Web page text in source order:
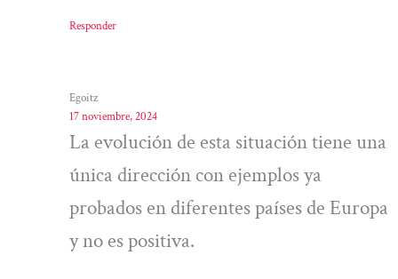
Responder
Egoitz
17 noviembre, 2024
La evolución de esta situación tiene una
única dirección con ejemplos ya
probados en diferentes países de Europa
y no es positiva.